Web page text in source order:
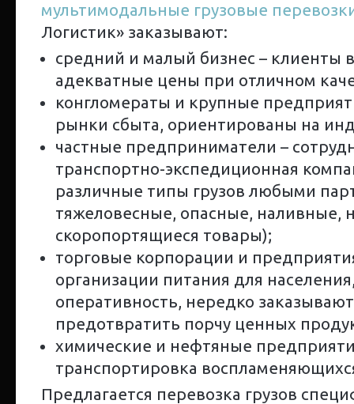
мультимодальные грузовые
Логистик» заказывают:
средний и малый бизнес – клиенты
адекватные цены при отличном
конгломераты и крупные
рынки сбыта, ориентированы на
частные предприниматели –
транспортно-экспедиционная
различные типы грузов любыми
тяжеловесные, опасные, наливные,
скоропортящиеся товары);
торговые корпорации и
организации питания для
оперативность, нередко
предотвратить порчу ценных
химические и нефтяные
транспортировка
Предлагается перевозка грузов